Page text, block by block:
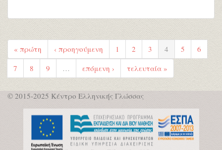
« πρώτη ‹ προηγούμενη 1 2 3 4 5
6
7
8 9 … επόμενη › τελευταία »
© 2015-2025 Κέντρο Ελληνικής Γλώσσας